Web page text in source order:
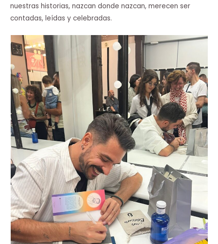
nuestras historias, nazcan donde nazcan, merecen ser
contadas, leídas y celebradas.